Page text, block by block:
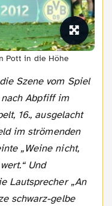
Pott in die Höhe
Abpfiff im
16., ausgelacht
im strömenden
„Weine nicht,
Und
Lautsprecher „An
schwarz-gelbe